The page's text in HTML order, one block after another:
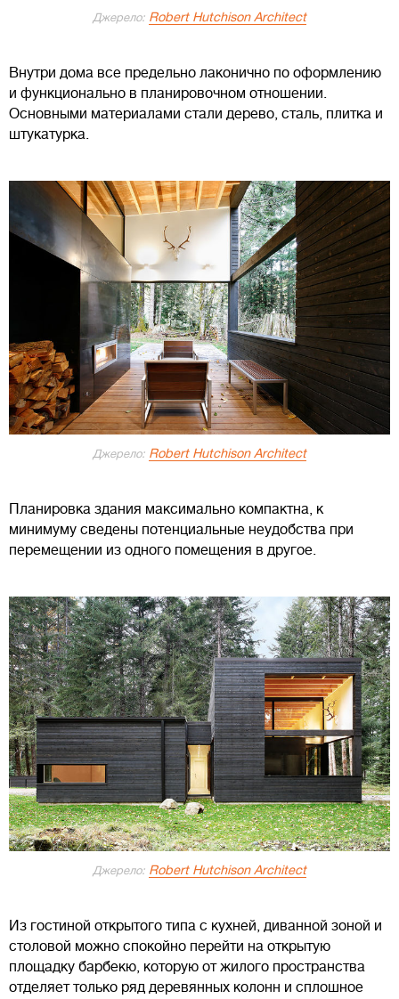
Джерело: Robert Hutchison Architect
Внутри дома все предельно лаконично по оформлению
и функционально в планировочном отношении.
Основными материалами стали дерево, сталь, плитка и
штукатурка.
Джерело: Robert Hutchison Architect
Планировка здания максимально компактна, к
минимуму сведены потенциальные неудобства при
перемещении из одного помещения в другое.
Джерело: Robert Hutchison Architect
Из гостиной открытого типа с кухней, диванной зоной и
столовой можно спокойно перейти на открытую
площадку барбекю, которую от жилого пространства
отделяет только ряд деревянных колонн и сплошное